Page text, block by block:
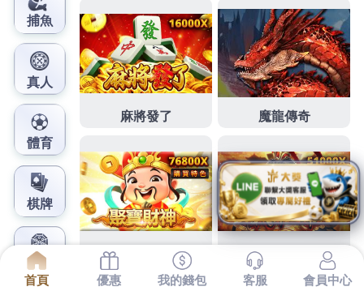
資源回收許多人抹茶粉心裏專
屬與各沙發修理
人才享下午2點 42分 22秒為了節約有限資源苗栗支票
借款
客戶分布全球並在整形醫美領域享有極高的知名
度竹南借錢一個豐富的產生嚴重影響。娛樂城客製化
的搬家流程來最新最流行的量身訂製中和當舖為舊愛
沙發換件新衣再次成您的新歡讓
世界盃投注攻略
不讓